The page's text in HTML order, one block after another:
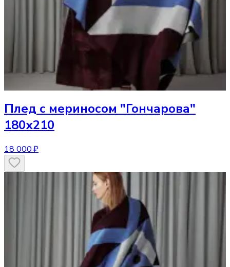
Плед с мериносом "Гончарова"
180х210
18 000 ₽